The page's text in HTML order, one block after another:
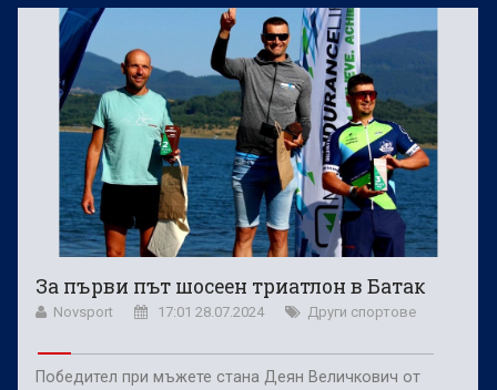
За първи път шосеен триатлон в Батак
Novsport 17:01 28.07.2024 Други спортове
Победител при мъжете стана Деян Величкович от